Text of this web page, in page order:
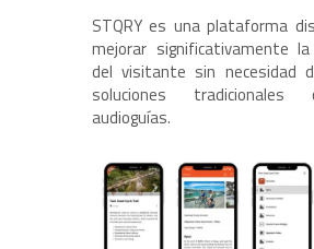
STQRY es una plataforma
mejorar significativamente la
del visitante sin necesidad
soluciones
audioguías.